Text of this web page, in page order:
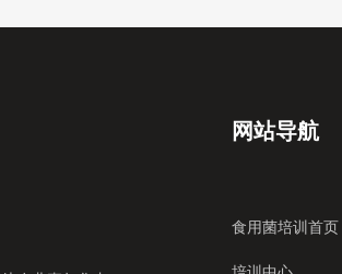
网站导航
食用菌培训首页